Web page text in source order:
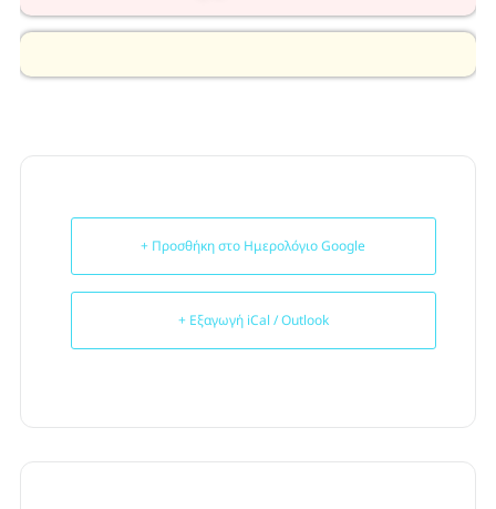
+ Προσθήκη στο Ημερολόγιο Google
+ Εξαγωγή iCal / Outlook